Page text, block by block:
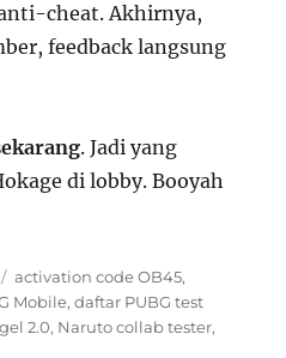
cheat. Akhirnya,
feedback langsung
. Jadi yang
di lobby. Booyah
Tags
activation code OB45,
Mobile,daftar PUBG test
2.0, Naruto collab tester,